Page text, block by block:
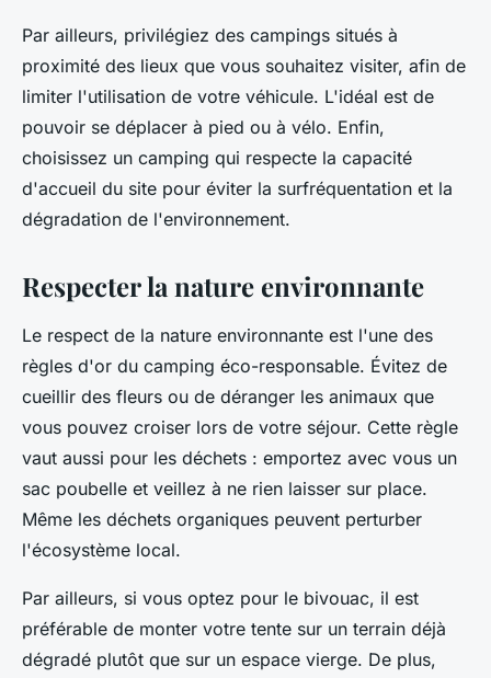
Par ailleurs, privilégiez des campings situés à
proximité des lieux que vous souhaitez visiter, afin de
limiter l'utilisation de votre véhicule. L'idéal est de
pouvoir se déplacer à pied ou à vélo. Enfin,
choisissez un camping qui respecte la capacité
d'accueil du site pour éviter la surfréquentation et la
dégradation de l'environnement.
Respecter la nature environnante
Le respect de la nature environnante est l'une des
règles d'or du camping éco-responsable. Évitez de
cueillir des fleurs ou de déranger les animaux que
vous pouvez croiser lors de votre séjour. Cette règle
vaut aussi pour les déchets : emportez avec vous un
sac poubelle et veillez à ne rien laisser sur place.
Même les déchets organiques peuvent perturber
l'écosystème local.
Par ailleurs, si vous optez pour le bivouac, il est
préférable de monter votre tente sur un terrain déjà
dégradé plutôt que sur un espace vierge. De plus,